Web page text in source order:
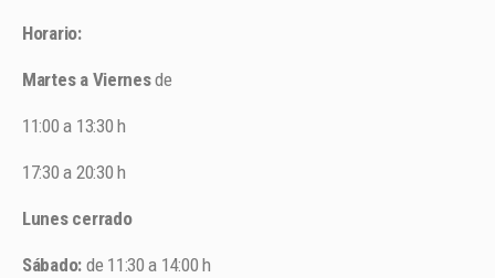
Horario:
Martes a Viernesde
11:00 a 13:30 h
17:30 a 20:30 h
Lunes cerrado
Sábado: de 11:30 a 14:00 h